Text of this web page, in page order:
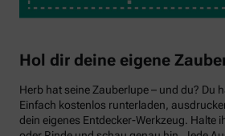
Hol dir deine eigene
Herb hat seine Zauberlupe – und du? Du
Einfach kostenlos runterladen,
dein eigenes Entdecker-Werkzeug. Halte